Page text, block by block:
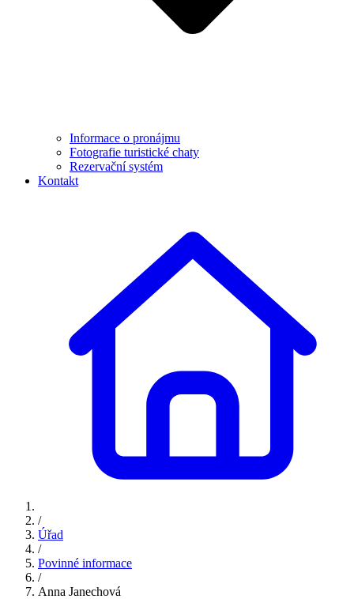
Informace o pronájmu
Fotografie turistické chaty
Rezervační systém
Kontakt
/
Úřad
/
Povinné informace
/
Anna Janechová